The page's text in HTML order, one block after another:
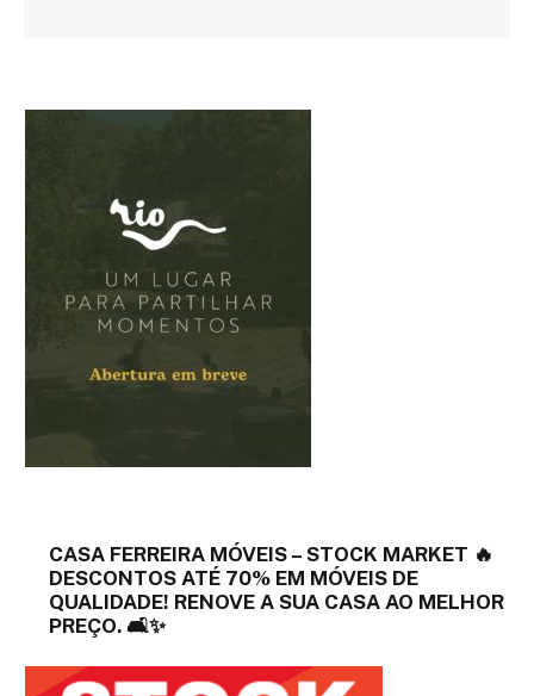
CASA FERREIRA MÓVEIS – STOCK MARKET 🔥
DESCONTOS ATÉ 70% EM MÓVEIS DE
QUALIDADE! RENOVE A SUA CASA AO MELHOR
PREÇO. 🛋️✨